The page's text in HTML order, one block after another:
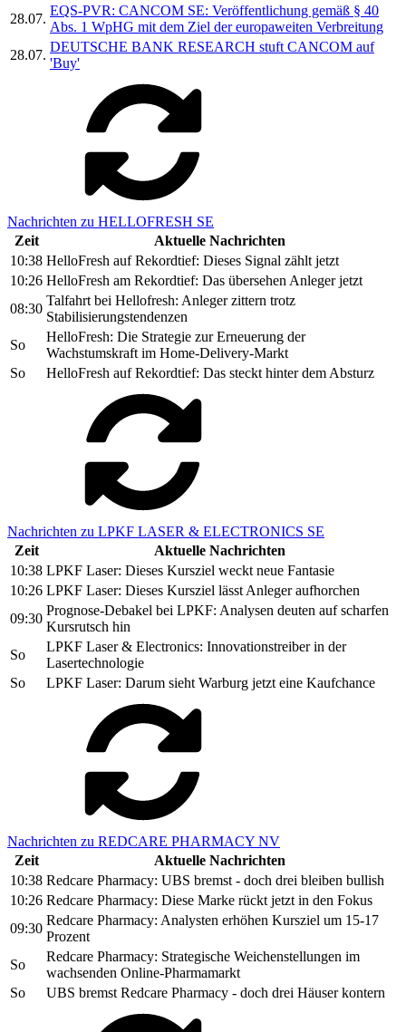
28.07.
EQS-PVR: CANCOM SE: Veröffentlichung gemäß § 40
Abs. 1 WpHG mit dem Ziel der europaweiten Verbreitung
28.07.
DEUTSCHE BANK RESEARCH stuft CANCOM auf
'Buy'
Nachrichten zu HELLOFRESH SE
Zeit
Aktuelle Nachrichten
10:38 HelloFresh auf Rekordtief: Dieses Signal zählt jetzt
10:26 HelloFresh am Rekordtief: Das übersehen Anleger jetzt
08:30
Talfahrt bei Hellofresh: Anleger zittern trotz
Stabilisierungstendenzen
So
HelloFresh: Die Strategie zur Erneuerung der
Wachstumskraft im Home-Delivery-Markt
So
HelloFresh auf Rekordtief: Das steckt hinter dem Absturz
Nachrichten zu LPKF LASER & ELECTRONICS SE
Zeit
Aktuelle Nachrichten
10:38 LPKF Laser: Dieses Kursziel weckt neue Fantasie
10:26 LPKF Laser: Dieses Kursziel lässt Anleger aufhorchen
09:30
Prognose-Debakel bei LPKF: Analysen deuten auf scharfen
Kursrutsch hin
So
LPKF Laser & Electronics: Innovationstreiber in der
Lasertechnologie
So
LPKF Laser: Darum sieht Warburg jetzt eine Kaufchance
Nachrichten zu REDCARE PHARMACY NV
Zeit
Aktuelle Nachrichten
10:38 Redcare Pharmacy: UBS bremst - doch drei bleiben bullish
10:26 Redcare Pharmacy: Diese Marke rückt jetzt in den Fokus
09:30
Redcare Pharmacy: Analysten erhöhen Kursziel um 15-17
Prozent
So
Redcare Pharmacy: Strategische Weichenstellungen im
wachsenden Online-Pharmamarkt
So
UBS bremst Redcare Pharmacy - doch drei Häuser kontern